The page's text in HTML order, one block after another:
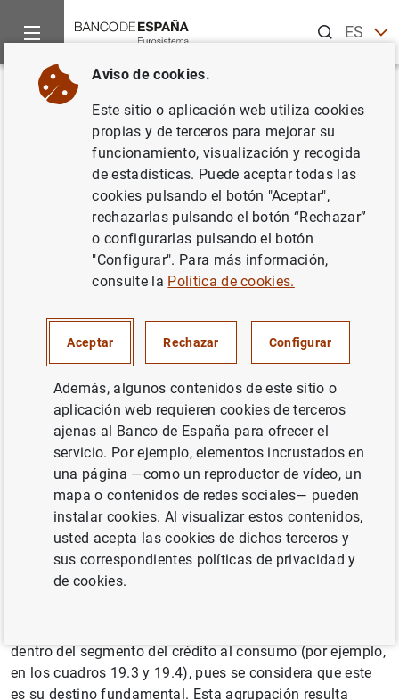
ESEN
Inicio Estadísticas
Volver
Se amplía la información sobre
la financiación destinada al
consumo en el capítulo 19
Capítulo 19. Tipos de interés (excluidos los
que aparecen publicados en los capítulos de
mercados financieros)
01/03/2017
A partir de este mes se reorganiza la información
ofrecida en este capítulo, relativa a los tipos de interés
aplicados por las Instituciones Financieras Monetarias
en las operaciones de préstamos y depósitos frente a los
hogares e IPSFLSH y a las sociedades no financieras. El
motivo de estos cambios es ofrecer una información más
clara sobre la financiación destinada al consumo.
En concreto, la información referida a las tarjetas de
dentro del segmento del crédito al consumo (por ejemplo,
en los cuadros 19.3 y 19.4), pues se considera que este
es su destino fundamental. Esta agrupación resulta
Aviso de cookies.
Este sitio o aplicación web utiliza cookies
propias y de terceros para mejorar su
funcionamiento, visualización y recogida
de estadísticas. Puede aceptar todas las
cookies pulsando el botón "Aceptar",
rechazarlas pulsando el botón “Rechazar”
o configurarlas pulsando el botón
"Configurar". Para más información,
consulte la Política de cookies.
Aceptar Rechazar Configurar
Además, algunos contenidos de este sitio o
aplicación web requieren cookies de terceros
ajenas al Banco de España para ofrecer el
servicio. Por ejemplo, elementos incrustados en
una página —como un reproductor de vídeo, un
mapa o contenidos de redes sociales— pueden
instalar cookies. Al visualizar estos contenidos,
usted acepta las cookies de dichos terceros y
sus correspondientes políticas de privacidad y
de cookies.